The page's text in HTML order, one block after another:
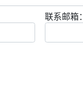
联系邮箱：